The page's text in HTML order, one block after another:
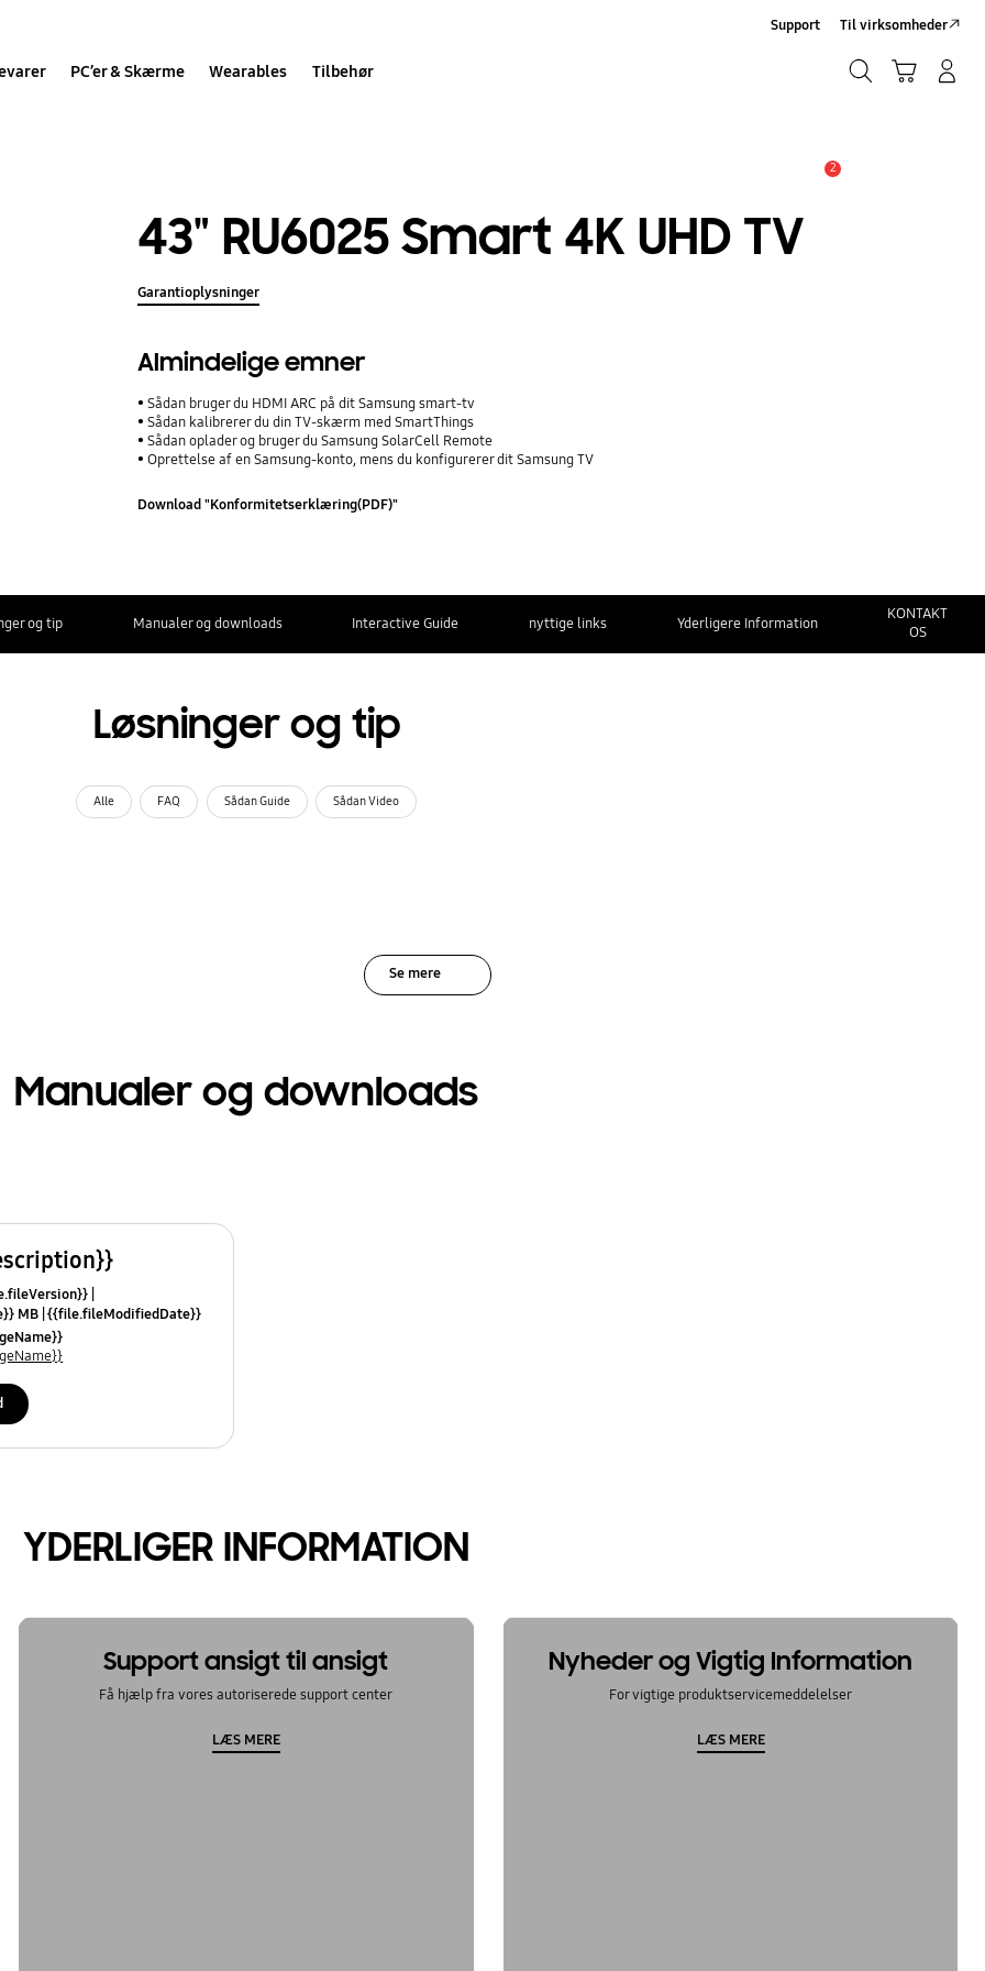
PC’er & Skærme Wearables Tilbehør
Support Til virksomheder
2
43" RU6025 Smart 4K UHD TV
Garantioplysninger
Almindelige emner
Sådan bruger du HDMI ARC på dit Samsung smart-tv
Sådan kalibrerer du din TV-skærm med SmartThings
Sådan oplader og bruger du Samsung SolarCell Remote
Oprettelse af en Samsung-konto, mens du konfigurerer dit Samsung TV
Download "Konformitetserklæring(PDF)"
og tip Manualer og downloads Interactive Guide nyttige links Yderligere Information
KONTAKT
OS
Løsninger og tip
Alle FAQ Sådan Guide Sådan Video
Se mere
Manualer og downloads
MB {{file.fileModifiedDate}}
YDERLIGER INFORMATION
Support ansigt til ansigt
Få hjælp fra vores autoriserede support center
LÆS MERE
Nyheder og Vigtig Information
For vigtige produktservicemeddelelser
LÆS MERE